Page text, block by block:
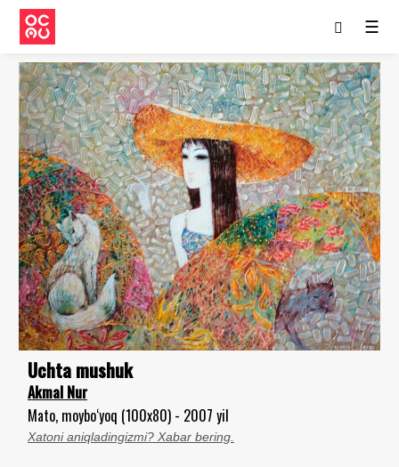
☰
Uchta mushuk
Akmal Nur
Mato, moybo‘yoq (100x80) - 2007 yil
Xatoni aniqladingizmi? Xabar bering.